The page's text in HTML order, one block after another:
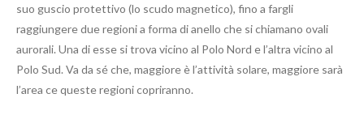
suo guscio protettivo (lo scudo magnetico), fino a fargli
raggiungere due regioni a forma di anello che si chiamano ovali
aurorali. Una di esse si trova vicino al Polo Nord e l’altra vicino al
Polo Sud. Va da sé che, maggiore è l’attività solare, maggiore sarà
l’area ce queste regioni copriranno.